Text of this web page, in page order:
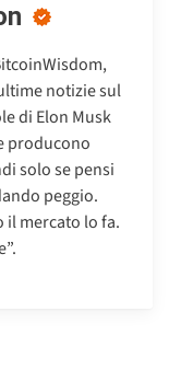
notizie sul
di Elon Musk
producono
solo se pensi
peggio.
il mercato lo fa.